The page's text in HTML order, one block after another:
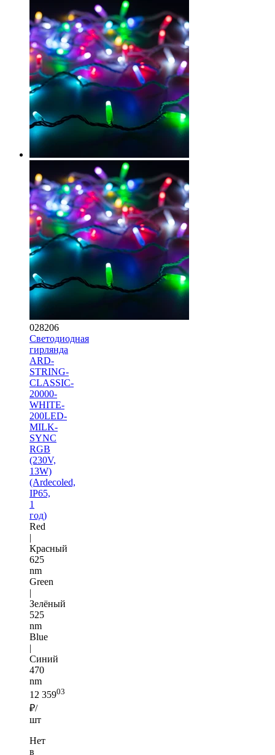
028206
Светодиодная
гирлянда
ARD-
STRING-
CLASSIC-
20000-
WHITE-
200LED-
MILK-
SYNC
RGB
(230V,
13W)
(Ardecoled,
IP65,
1
год)
Red
|
Красный
625
nm
Green
|
Зелёный
525
nm
Blue
|
Синий
470
nm
12 35903
₽/
шт
Нет
в